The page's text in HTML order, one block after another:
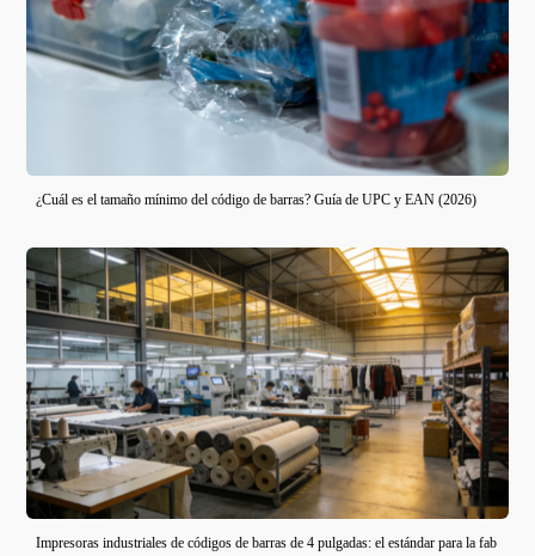
¿Cuál es el tamaño mínimo del código de barras? Guía de UPC y EAN (2026)
Impresoras industriales de códigos de barras de 4 pulgadas: el estándar para la fab